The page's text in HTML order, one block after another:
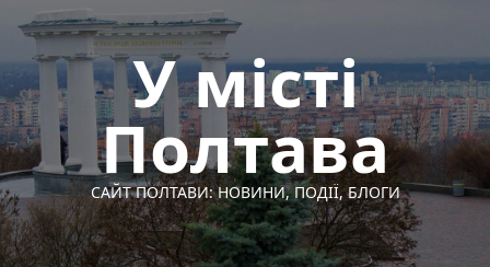
Перейти
вмісту
У місті
Полтава
САЙТ ПОЛТАВИ: НОВИНИ, ПОДІЇ, БЛОГИ